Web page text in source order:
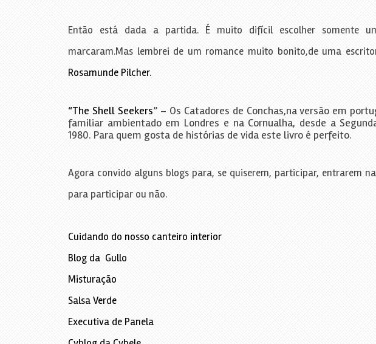
Então está dada a partida. É muito difícil escolher somente
marcaram.Mas lembrei de um romance muito bonito,de uma
Rosamunde Pilcher.
“The Shell Seekers” – Os Catadores de Conchas,na versão em
familiar ambientado em Londres e na Cornualha, desde a
1980. Para quem gosta de histórias de vida este livro é perfeito.
Agora convido alguns blogs para, se quiserem, participar, entrarem
para participar ou não.
Cuidando do nosso canteiro interior
Blog da Gullo
Misturação
Salsa Verde
Executiva de Panela